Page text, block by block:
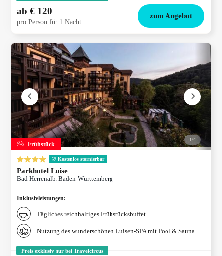
ab € 120
pro Person für 1 Nacht
zum Angebot
Frühstück
1/4
Kostenlos stornierbar
Parkhotel Luise
Bad Herrenalb, Baden-Württemberg
Inklusivleistungen:
Tägliches reichhaltiges Frühstücksbuffet
Nutzung des wunderschönen Luisen-SPA mit Pool & Sauna
Preis exklusiv nur bei Travelcircus